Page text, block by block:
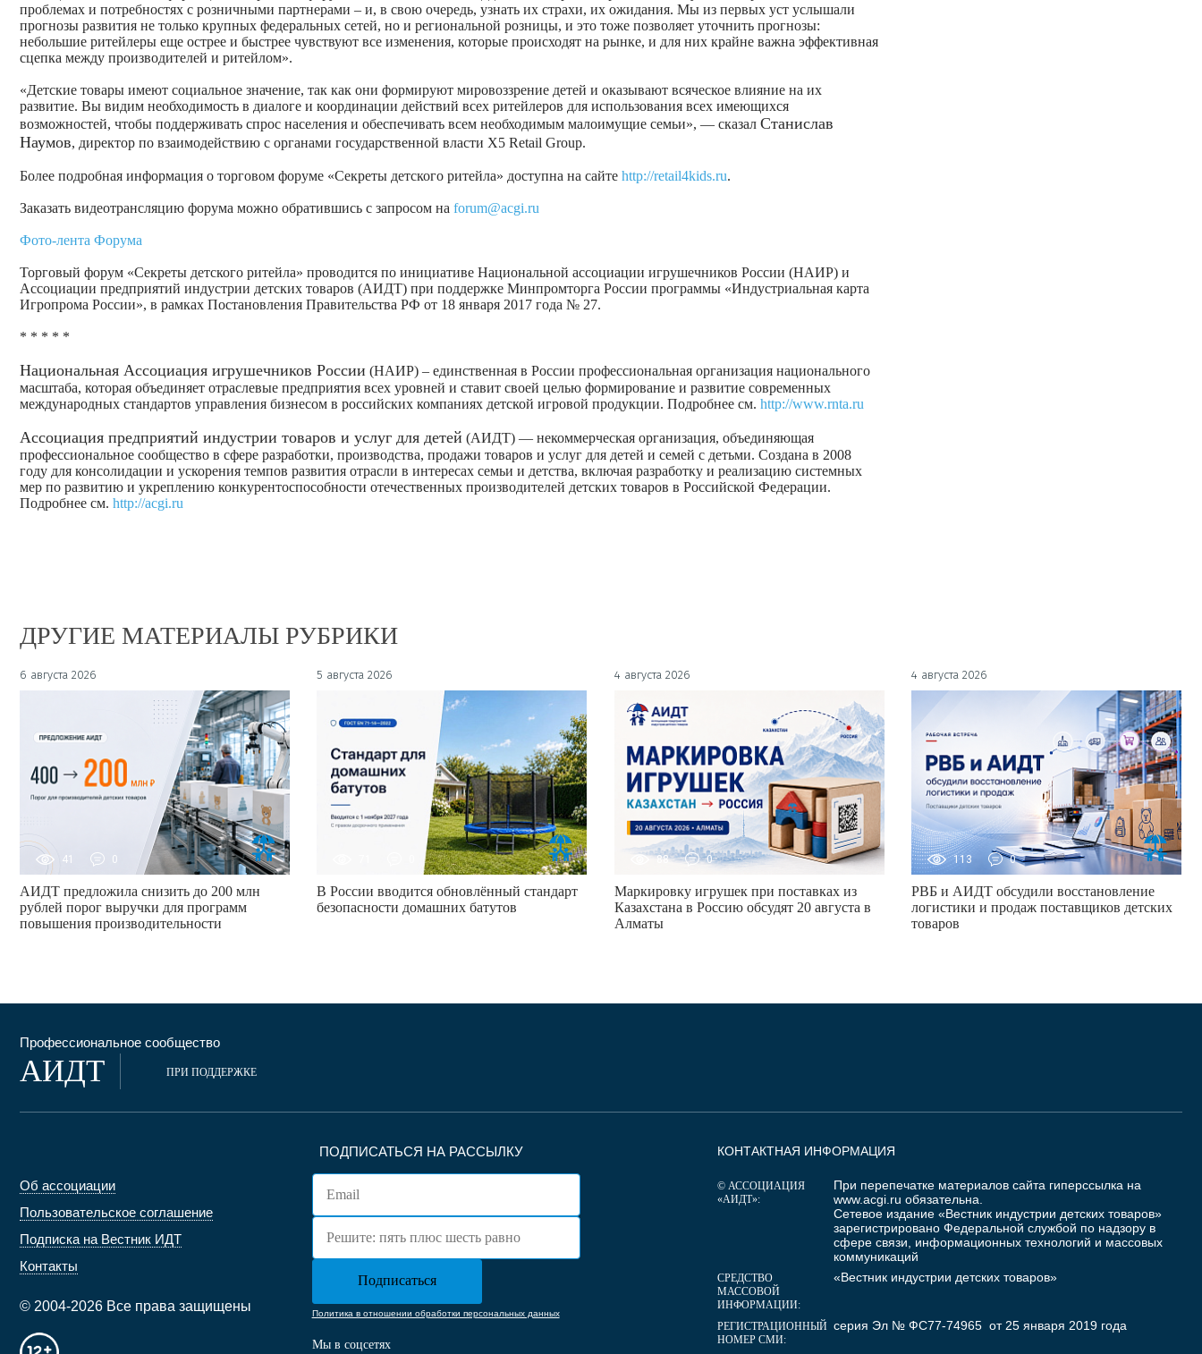
проблемах и потребностях с розничными партнерами – и, в свою очередь, узнать их страхи, их ожидания. Мы из первых уст услышали
прогнозы развития не только крупных федеральных сетей, но и региональной розницы, и это тоже позволяет уточнить прогнозы:
небольшие ритейлеры еще острее и быстрее чувствуют все изменения, которые происходят на рынке, и для них крайне важна эффективная
сцепка между производителей и ритейлом».
«Детские товары имеют социальное значение, так как они формируют мировоззрение детей и оказывают всяческое влияние на их
развитие. Вы видим необходимость в диалоге и координации действий всех ритейлеров для использования всех имеющихся
возможностей, чтобы поддерживать спрос населения и обеспечивать всем необходимым малоимущие семьи», — сказал Станислав
Наумов, директор по взаимодействию с органами государственной власти X5 Retail Group.
Более подробная информация о торговом форуме «Секреты детского ритейла» доступна на сайте http://retail4kids.ru.
Заказать видеотрансляцию форума можно обратившись с запросом на forum@acgi.ru
Фото-лента Форума
Торговый форум «Секреты детского ритейла» проводится по инициативе Национальной ассоциации игрушечников России (НАИР) и
Ассоциации предприятий индустрии детских товаров (АИДТ) при поддержке Минпромторга России программы «Индустриальная карта
Игропрома России», в рамках Постановления Правительства РФ от 18 января 2017 года № 27.
* * * * *
Национальная Ассоциация игрушечников России (НАИР) – единственная в России профессиональная организация национального
масштаба, которая объединяет отраслевые предприятия всех уровней и ставит своей целью формирование и развитие современных
международных стандартов управления бизнесом в российских компаниях детской игровой продукции. Подробнее см. http://www.rnta.ru
Ассоциация предприятий индустрии товаров и услуг для детей (АИДТ) — некоммерческая организация, объединяющая
профессиональное сообщество в сфере разработки, производства, продажи товаров и услуг для детей и семей с детьми. Создана в 2008
году для консолидации и ускорения темпов развития отрасли в интересах семьи и детства, включая разработку и реализацию системных
мер по развитию и укреплению конкурентоспособности отечественных производителей детских товаров в Российской Федерации.
Подробнее см. http://acgi.ru
ДРУГИЕ МАТЕРИАЛЫ РУБРИКИ
6 августа 2026
41 0
АИДТ предложила снизить до 200 млн
рублей порог выручки для программ
повышения производительности
5 августа 2026
В России вводится обновлённый стандарт
безопасности домашних батутов
4 августа 2026
88 0
Маркировку игрушек при поставках из
Казахстана в Россию обсудят 20 августа в
Алматы
4 августа 2026
113 0
РВБ и АИДТ обсудили восстановление
логистики и продаж поставщиков детских
товаров
Профессиональное сообщество
АИДТ ПРИ ПОДДЕРЖКЕ
Об ассоциации
Пользовательское соглашение
Подписка на Вестник ИДТ
Контакты
© 2004-2026 Все права защищены
ПОДПИСАТЬСЯ НА РАССЫЛКУ
Политика в отношении обработки персональных данных
Мы в соцсетях
КОНТАКТНАЯ ИНФОРМАЦИЯ
© АССОЦИАЦИЯ
«АИДТ»:
При перепечатке материалов сайта гиперссылка на
www.acgi.ru обязательна.
Сетевое издание «Вестник индустрии детских товаров»
зарегистрировано Федеральной службой по надзору в
сфере связи, информационных технологий и массовых
коммуникаций
СРЕДСТВО
МАССОВОЙ
ИНФОРМАЦИИ:
«Вестник индустрии детских товаров»
РЕГИСТРАЦИОННЫЙ
НОМЕР СМИ:
серия Эл № ФС77-74965 от 25 января 2019 года